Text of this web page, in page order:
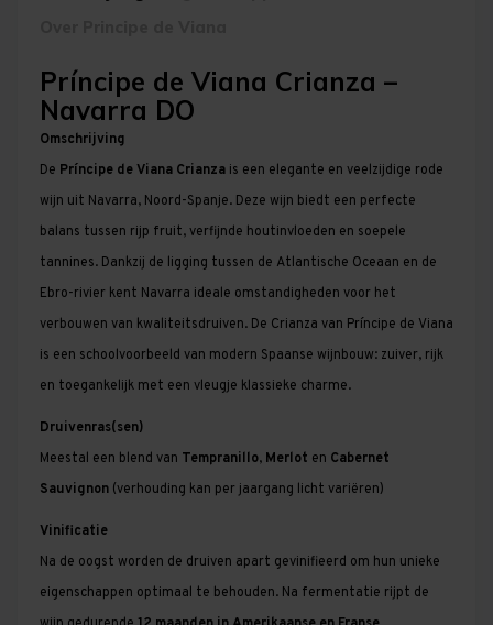
Príncipe de Viana Crianza –
Navarra DO
Omschrijving
De Príncipe de Viana Crianza is een elegante en veelzijdige rode
wijn uit Navarra, Noord-Spanje. Deze wijn biedt een perfecte
balans tussen rijp fruit, verfijnde houtinvloeden en soepele
tannines. Dankzij de ligging tussen de Atlantische Oceaan en de
Ebro-rivier kent Navarra ideale omstandigheden voor het
verbouwen van kwaliteitsdruiven. De Crianza van Príncipe de Viana
is een schoolvoorbeeld van modern Spaanse wijnbouw: zuiver, rijk
en toegankelijk met een vleugje klassieke charme.
Druivenras(sen)
Meestal een blend van Tempranillo, Merlot en Cabernet
Sauvignon (verhouding kan per jaargang licht variëren)
Vinificatie
Na de oogst worden de druiven apart gevinifieerd om hun unieke
eigenschappen optimaal te behouden. Na fermentatie rijpt de